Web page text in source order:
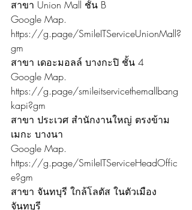
สาขา Union Mall ชั้น B
Google Map.
https://g.page/SmileITServiceUnionMall?
gm
สาขา เดอะมอลล์ บางกะปิ ชั้น 4
Google Map.
https://g.page/smileitservicethemallbang
kapi?gm
สาขา ประเวศ สำนักงานใหญ่ ตรงข้าม
เมกะ บางนา
Google Map.
https://g.page/SmileITServiceHeadOffic
e?gm
สาขา จันทบุรี ใกล้โลตัส ในตัวเมือง
จันทบุรี